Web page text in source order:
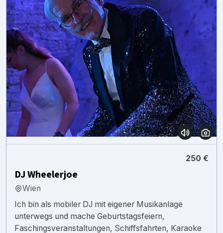
250 €
DJ Wheelerjoe
Wien
Ich bin als mobiler DJ mit eigener Musikanlage
unterwegs und mache Geburtstagsfeiern,
Faschingsveranstaltungen, Schiffsfahrten, Karaoke